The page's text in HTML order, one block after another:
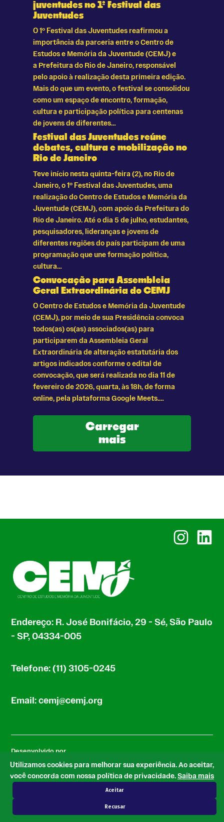
juventudes no 1º Festival das
Juventudes
O 1º Festival das Juventudes reafirmou a
importância da parceria entre o Centro de
Estudos e Memória da Juventude (CEMJ) e
a Prefeitura do Rio de Janeiro, responsável
pelo apoio à realização desta primeira edição.
Mais do que um evento, o festival se consolidou
como um espaço de encontro, formação,
cultura e participação política para centenas
de jovens de diferentes…
Festival das Juventudes reúne
debates, cultura e mobilização no
Rio de Janeiro
Teve início nesta quinta-feira (2), no Rio de
Janeiro, o 1º Festival das Juventudes, uma
realização do Centro de Estudos e Memória da
Juventude (CEMJ), com apoio da Prefeitura do
Rio de Janeiro. Até o dia 5 de julho, estudantes,
pesquisadores, lideranças e jovens de
diferentes regiões do país participam de uma
programação que une formação política,
cultura…
Convocação para Assembleia
Geral Extraordinária do CEMJ
O Centro de Estudos e Memória da Juventude
(CEMJ), por meio de sua Presidência convoca
todos(as) os(as) associados(as) para
participarem da Assembleia Geral
Extraordinária de alteração estatutária dos
artigos indicados conforme o edital de
convocação, que será realizada no dia 11 de
fevereiro de 2026, quarta, às 18h, de forma
online, pela plataforma Google Meets.…
Carregar
mais
Instagram
Endereço: R. José Bonifácio, 29 - Sé, São Paulo
- SP, 04334-005
Telefone: (11) 3105-0245
Email: cemj@cemj.org
Desenvolvido por
com base no tema Newspack by Automattic
© 2026 CEMJ.
Utilizamos cookies para melhorar sua experiência. Ao aceitar,
você concorda com nossa política de privacidade.Saiba mais
Aceitar
Recusar